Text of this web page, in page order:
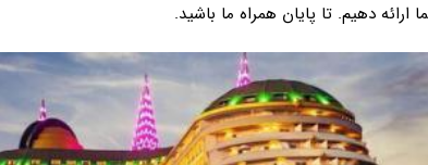
ارائه دهیم. تا پایان همراه ما باشید.